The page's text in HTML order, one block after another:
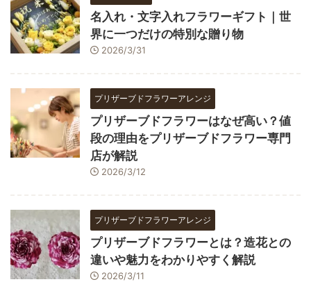
名入れ・文字入れフラワーギフト｜世
界に一つだけの特別な贈り物
2026/3/31
プリザーブドフラワーアレンジ
プリザーブドフラワーはなぜ高い？値
段の理由をプリザーブドフラワー専門
店が解説
2026/3/12
プリザーブドフラワーアレンジ
プリザーブドフラワーとは？造花との
違いや魅力をわかりやすく解説
2026/3/11